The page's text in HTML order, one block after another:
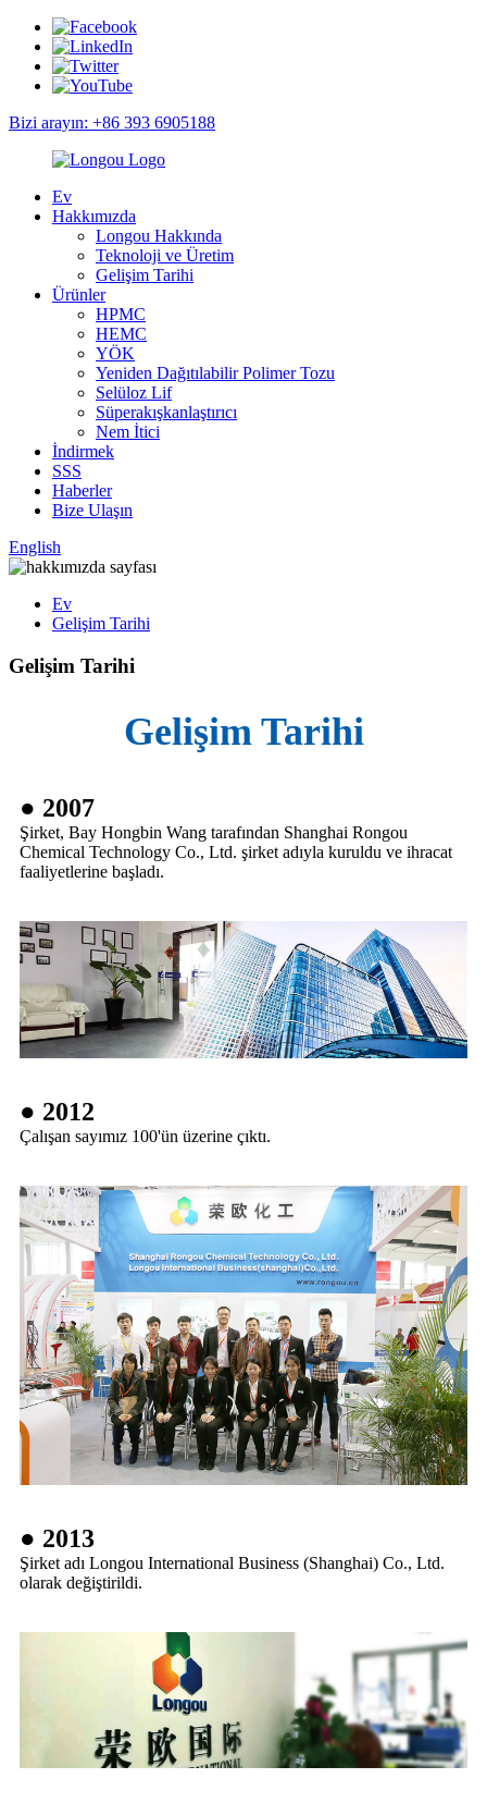
Bizi arayın: +86 393 6905188
Ev
Hakkımızda
Longou Hakkında
Teknoloji ve Üretim
Gelişim Tarihi
Ürünler
HPMC
HEMC
YÖK
Yeniden Dağıtılabilir Polimer Tozu
Selüloz Lif
Süperakışkanlaştırıcı
Nem İtici
İndirmek
SSS
Haberler
Bize Ulaşın
English
Ev
Gelişim Tarihi
Gelişim Tarihi
Gelişim Tarihi
● 2007
Şirket, Bay Hongbin Wang tarafından Shanghai Rongou
Chemical Technology Co., Ltd. şirket adıyla kuruldu ve ihracat
faaliyetlerine başladı.
● 2012
Çalışan sayımız 100'ün üzerine çıktı.
● 2013
Şirket adı Longou International Business (Shanghai) Co., Ltd.
olarak değiştirildi.